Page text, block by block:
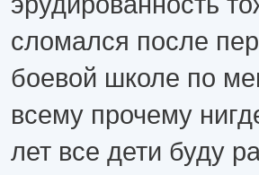
сломался после
боевой школе по
всему прочему
лет все дети буду